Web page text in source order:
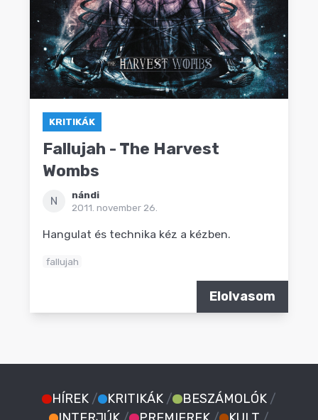
KRITIKÁK
Fallujah - The Harvest
Wombs
N
nándi
2011. november 26.
Hangulat és technika kéz a kézben.
fallujah
Elolvasom
HÍREK / KRITIKÁK / BESZÁMOLÓK /